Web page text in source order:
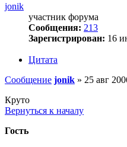
jonik
участник форума
Сообщения: 213
Зарегистрирован: 16
Цитата
Сообщение jonik » 25 авг
Круто
Вернуться к началу
Гость